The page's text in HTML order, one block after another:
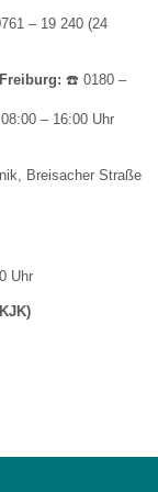
– 19 240 (24
☎️ 0180 –
– 16:00 Uhr
Breisacher Straße
Uhr